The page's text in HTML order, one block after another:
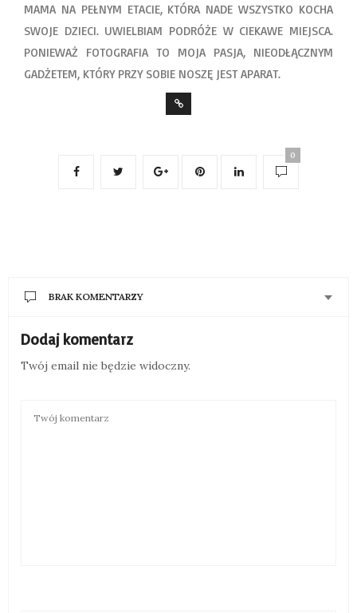
MAMA NA PEŁNYM ETACIE, KTÓRA NADE WSZYSTKO KOCHA
SWOJE DZIECI. UWIELBIAM PODRÓŻE W CIEKAWE MIEJSCA.
PONIEWAŻ FOTOGRAFIA TO MOJA PASJA, NIEODŁĄCZNYM
GADŻETEM, KTÓRY PRZY SOBIE NOSZĘ JEST APARAT.
0
BRAK KOMENTARZY
Dodaj komentarz
Twój email nie będzie widoczny.